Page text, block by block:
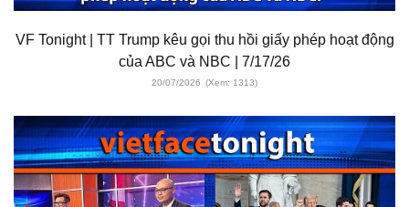
VF Tonight | TT Trump kêu gọi thu hồi giấy phép hoạt động
của ABC và NBC | 7/17/26
20/07/2026 (Xem: 1313)